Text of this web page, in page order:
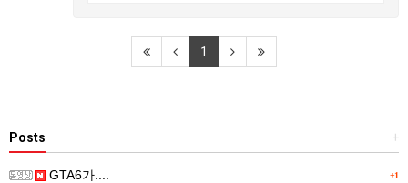
1
+
Posts
+1
GTA6가....